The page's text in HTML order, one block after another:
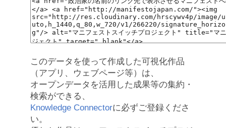
このデータを使って作成した可視化作品
（アプリ、ウェブページ等）は、
オープンデータを活用した成果等の集約・
検索ができる、
Knowledge Connectorに必ずご登録くださ
い。